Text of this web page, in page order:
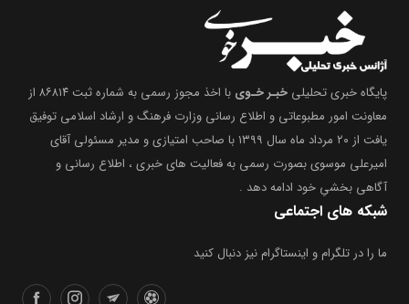
پایگاه خبری تحلیلی خبـر خـوی
با اخذ مجوز رسمی به شماره ثبت ۸۶۸۱۴ از
معاونت امور مطبوعاتی و اطلاع رسانی وزارت فرهنگ و ارشاد اسلامی توفیق
یافت از ۲۰ مرداد ماه سال ۱۳۹۹ با صاحب امتیازی و مدیر مسئولی آقای
امیرعلی موسوی بصورت رسمی به فعالیت های خبری ، اطلاع رسانی و
آگاهی بخشیِ خود ادامه دهد .
شبکه های اجتماعی
ما را در تلگرام و اینستاگرام نیز دنبال کنید